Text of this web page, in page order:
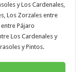
y Los Cardenales,
Los Zorzales entre
Pájaro
Los Cardenales y
y Pintos.